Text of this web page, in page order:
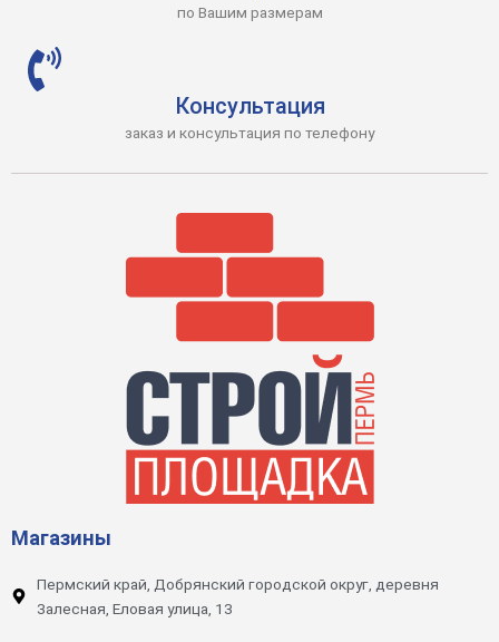
по Вашим размерам
Консультация
заказ и консультация по телефону
Магазины
Пермский край, Добрянский городской округ, деревня
Залесная, Еловая улица, 13